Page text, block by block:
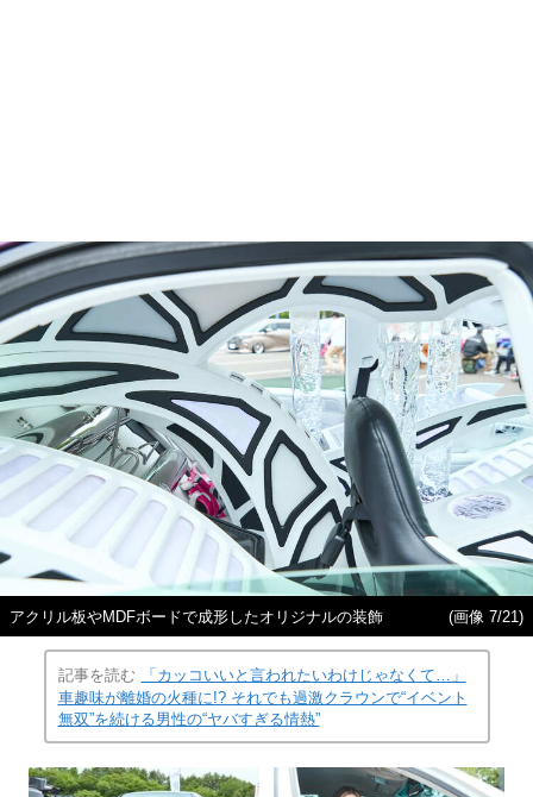
アクリル板やMDFボードで成形したオリジナルの装飾 (画像 7/21)
記事を読む
「カッコいいと言われたいわけじゃなくて…」
車趣味が離婚の火種に!? それでも過激クラウンで“イベント
無双”を続ける男性の“ヤバすぎる情熱”